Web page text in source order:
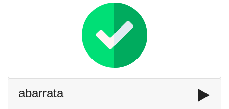
abarrata ▶️